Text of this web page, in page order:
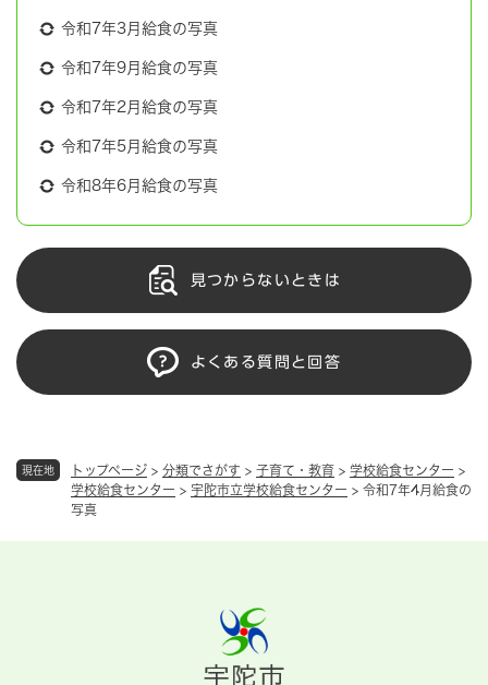
現在地 トップページ > 分類でさがす > 子育て・教育 > 学校給食センター >
学校給食センター > 宇陀市立学校給食センター > 令和7年4月給食の
写真
令和7年3月給食の写真
令和7年9月給食の写真
令和7年2月給食の写真
令和7年5月給食の写真
令和8年6月給食の写真
見つからないときは
よくある質問と回答